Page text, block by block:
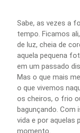
Sabe, as vezes a
tempo. Ficamos
de luz, cheia de
aquela pequena
em um passado
Mas o que mais
o que vivemos
os cheiros, o frio
bagunçando.
vida e por aquelas
momento.